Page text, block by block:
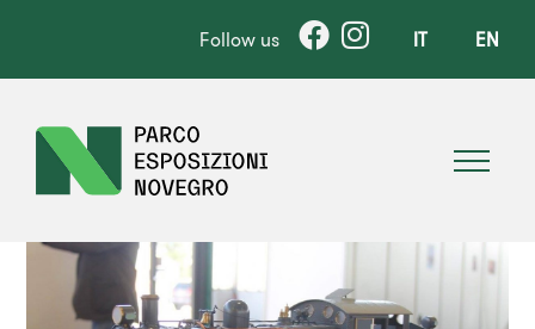
Follow us IT EN